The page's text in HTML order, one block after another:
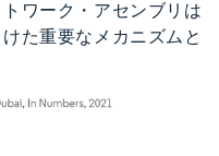
ワーク・アセンブリは
た重要なメカニズムと